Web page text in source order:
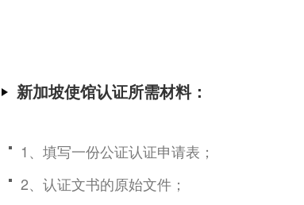
新加坡使馆认证所需材料：
1、填写一份公证认证申请表；
2、认证文书的原始文件；